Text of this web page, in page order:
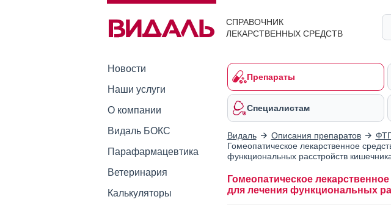
СПРАВОЧНИК
ЛЕКАРСТВЕННЫХ СРЕДСТВ
Новости
Наши услуги
О компании
Видаль БОКС
Парафармацевтика
Ветеринария
Калькуляторы
Препараты
Специалистам
Видаль Описания препаратов
Гомеопатическое лекарственное
функциональных расстройств
Гомеопатическое
для лечения функциональных